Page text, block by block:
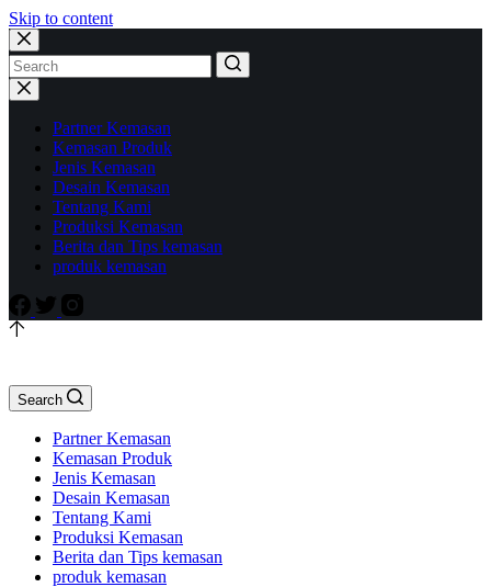
Skip to content
Partner Kemasan
Kemasan Produk
Jenis Kemasan
Desain Kemasan
Tentang Kami
Produksi Kemasan
Berita dan Tips kemasan
produk kemasan
Search
Partner Kemasan
Kemasan Produk
Jenis Kemasan
Desain Kemasan
Tentang Kami
Produksi Kemasan
Berita dan Tips kemasan
produk kemasan